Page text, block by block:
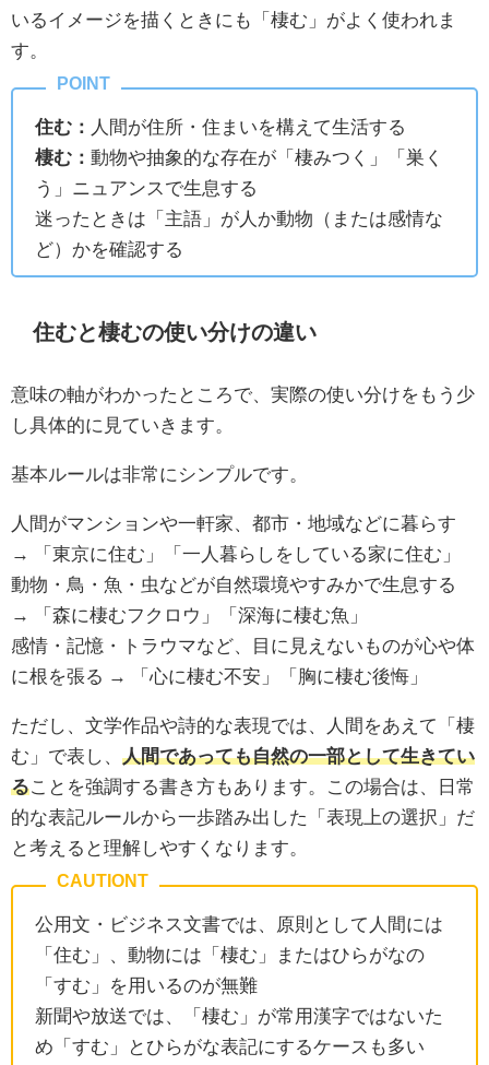
いるイメージを描くときにも「棲む」がよく使われま
す。
住む：
人間が住所・住まいを構えて生活する
棲む： 動物や抽象的な存在が「棲みつく」「巣く
う」ニュアンスで生息する
迷ったときは「主語」が人か動物（または感情な
ど）かを確認する
住むと棲むの使い分けの違い
意味の軸がわかったところで、実際の使い分けをもう少
し具体的に見ていきます。
基本ルールは非常にシンプルです。
人間がマンションや一軒家、都市・地域などに暮らす
→ 「東京に住む」「一人暮らしをしている家に住む」
動物・鳥・魚・虫などが自然環境やすみかで生息する
→ 「森に棲むフクロウ」「深海に棲む魚」
感情・記憶・トラウマなど、目に見えないものが心や体
に根を張る → 「心に棲む不安」「胸に棲む後悔」
ただし、文学作品や詩的な表現では、人間をあえて「棲
む」で表し、 人間であっても自然の一部として生きてい
る ことを強調する書き方もあります。この場合は、日常
的な表記ルールから一歩踏み出した「表現上の選択」だ
と考えると理解しやすくなります。
公用文・ビジネス文書では、原則として人間には
「住む」、動物には「棲む」またはひらがなの
「すむ」を用いるのが無難
新聞や放送では、「棲む」が常用漢字ではないた
め「すむ」とひらがな表記にするケースも多い